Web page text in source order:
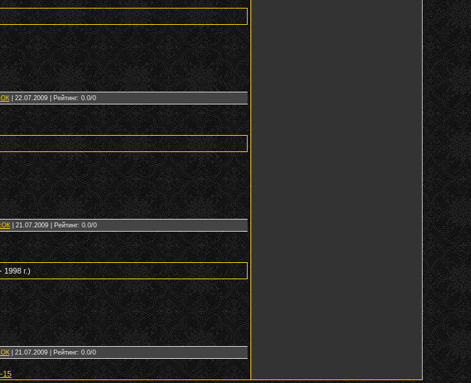
|22.07.2009 | Рейтинг: 0.0/0
|21.07.2009 | Рейтинг: 0.0/0
1998 г.)
|21.07.2009 | Рейтинг: 0.0/0
15